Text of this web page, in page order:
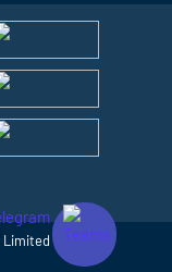
Limited